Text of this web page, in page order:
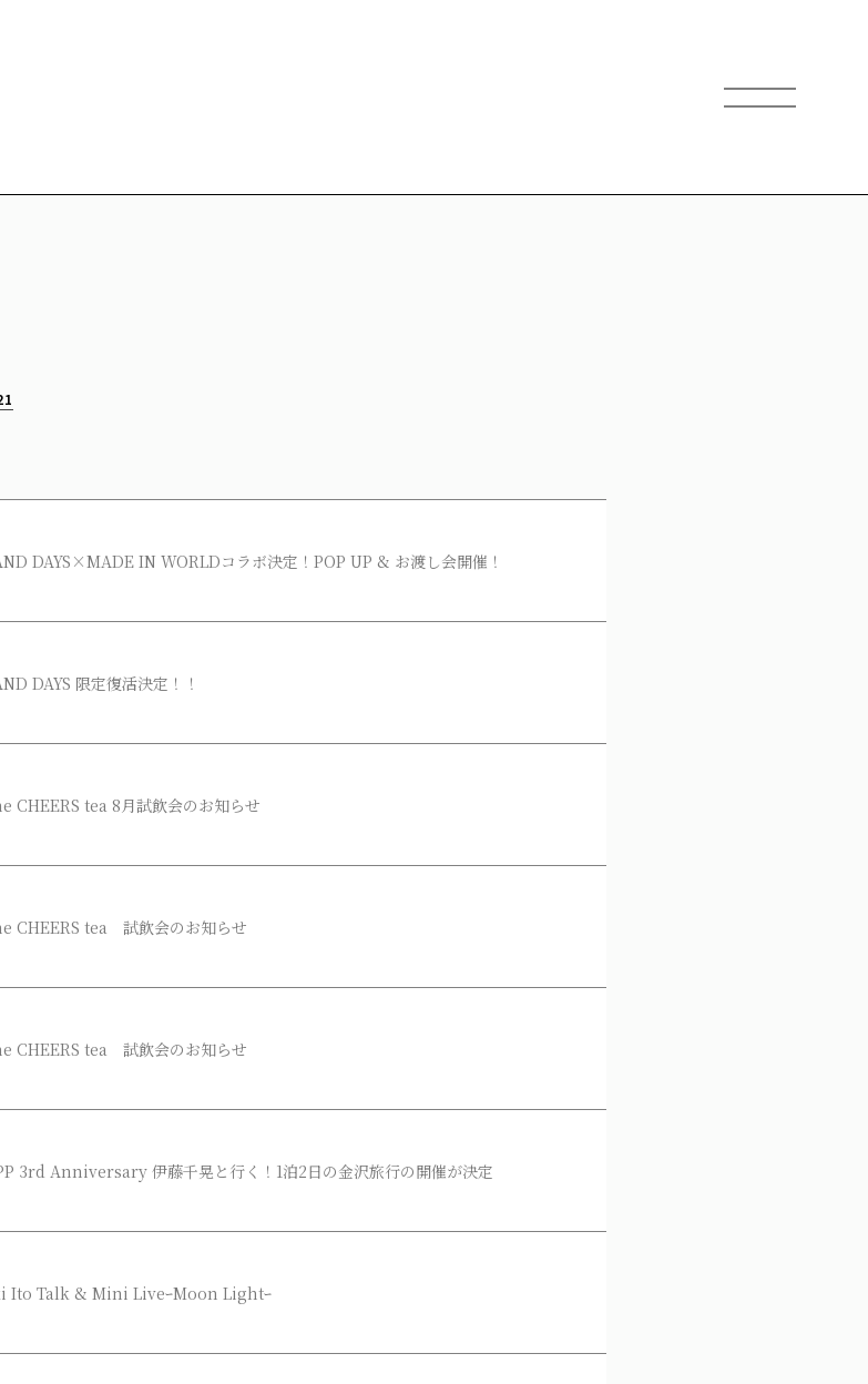
DAYS×MADE IN WORLDコラボ決定！POP UP & お渡し会開催！
DAYS 限定復活決定！！
CHEERS tea 8月試飲会のお知らせ
CHEERS tea 試飲会のお知らせ
CHEERS tea 試飲会のお知らせ
3rd Anniversary 伊藤千晃と行く！1泊2日の金沢旅行の開催が決定
Ito Talk & Mini LiveｰMoon Lightｰ